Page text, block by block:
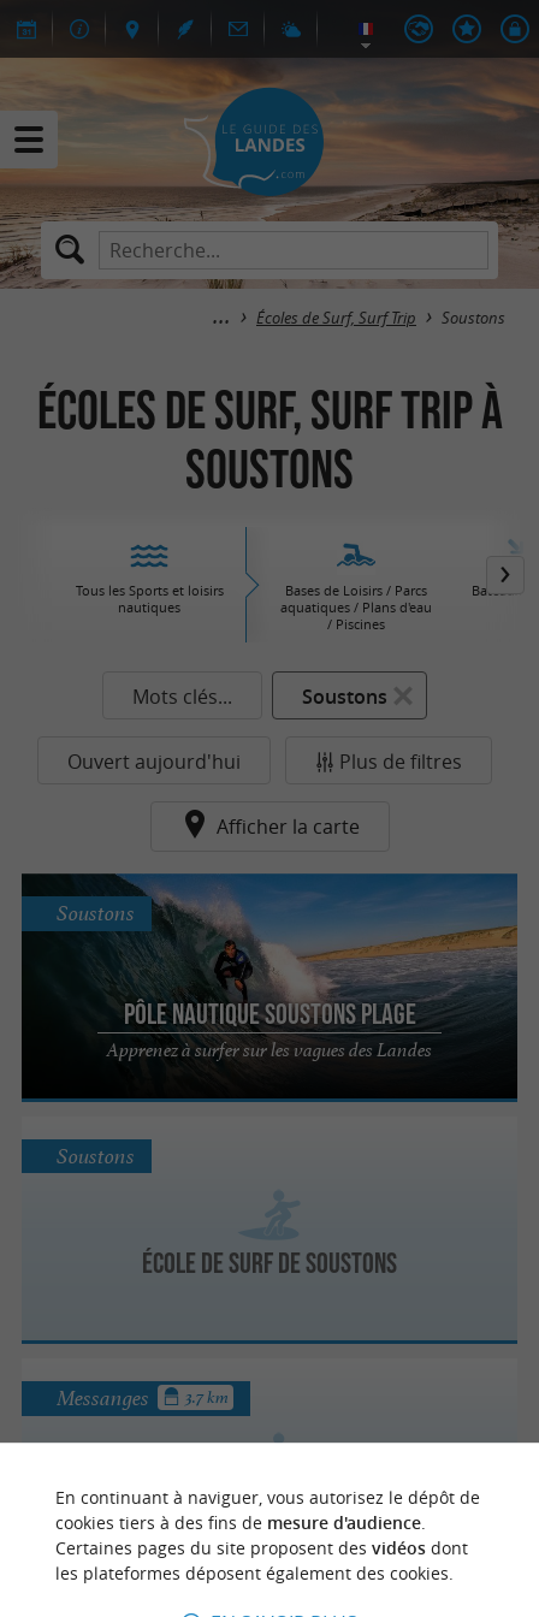
Écoles de Surf, Surf Trip Soustons
Écoles de Surf, Surf Trip à
Soustons
Tous les Sports et loisirs
nautiques
Bases de Loisirs / Parcs
aquatiques / Plans d'eau
/ Piscines
Bateaux /
Mots clés... Soustons
Ouvert aujourd'hui Plus de filtres
Afficher la carte
Pôle Nautique Soustons Plage
Apprenez à surfer sur les vagues des Landes
Soustons
École de Surf de Soustons
Soustons
Naéco Kayaksurf
Messanges 3.7 km
En continuant à naviguer, vous autorisez le dépôt de
cookies tiers à des fins de mesure d'audience.
Certaines pages du site proposent des vidéosdont
les plateformes déposent également des cookies.